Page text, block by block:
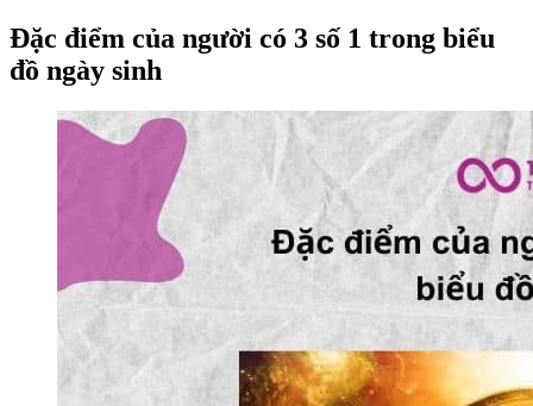
Đặc điểm của người có 3 số 1 trong biểu
đồ ngày sinh